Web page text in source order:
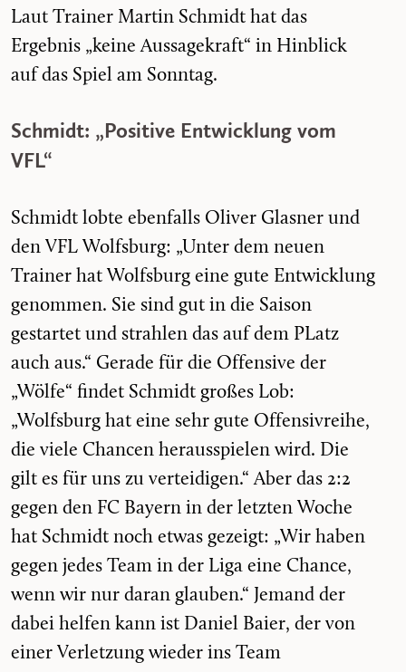
Laut Trainer Martin Schmidt hat das
Ergebnis „keine Aussagekraft“ in Hinblick
auf das Spiel am Sonntag.
Schmidt: „Positive Entwicklung vom
VFL“
Schmidt lobte ebenfalls Oliver Glasner und
den VFL Wolfsburg: „Unter dem neuen
Trainer hat Wolfsburg eine gute Entwicklung
genommen. Sie sind gut in die Saison
gestartet und strahlen das auf dem PLatz
auch aus.“ Gerade für die Offensive der
„Wölfe“ findet Schmidt großes Lob:
„Wolfsburg hat eine sehr gute Offensivreihe,
die viele Chancen herausspielen wird. Die
gilt es für uns zu verteidigen.“ Aber das 2:2
gegen den FC Bayern in der letzten Woche
hat Schmidt noch etwas gezeigt: „Wir haben
gegen jedes Team in der Liga eine Chance,
wenn wir nur daran glauben.“ Jemand der
dabei helfen kann ist Daniel Baier, der von
einer Verletzung wieder ins Team